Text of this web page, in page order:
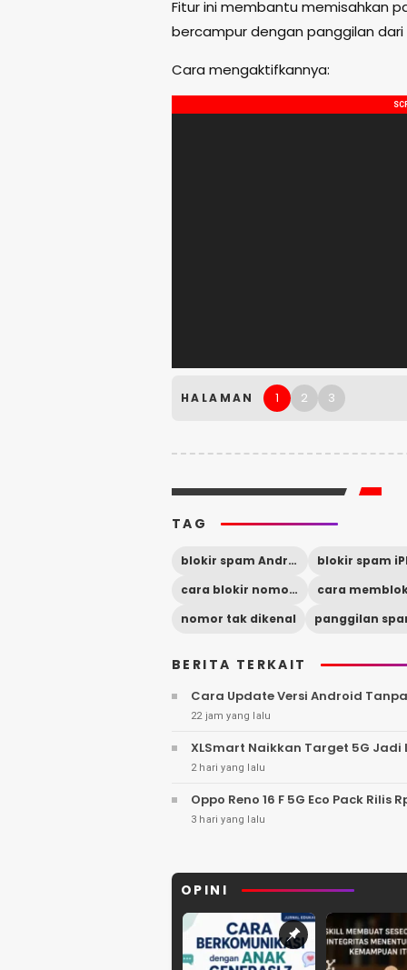
Fitur ini membantu memisahkan
bercampur dengan panggilan
Cara mengaktifkannya:
HALAMAN 1 2 3
TAG
blokir spam Android
cara blokir nomor tak dikenal
nomor tak dikenal
panggilan
BERITA TERKAIT
Cara Update Versi Android
22 jam yang lalu
XLSmart Naikkan Target 5G Jadi
2 hari yang lalu
Oppo Reno 16 F 5G Eco Pack
3 hari yang lalu
OPINI